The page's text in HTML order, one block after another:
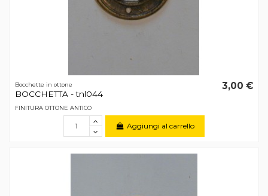
Bocchette in ottone
BOCCHETTA - tnl044
3,00 €
FINITURA OTTONE ANTICO
Aggiungi al carrello